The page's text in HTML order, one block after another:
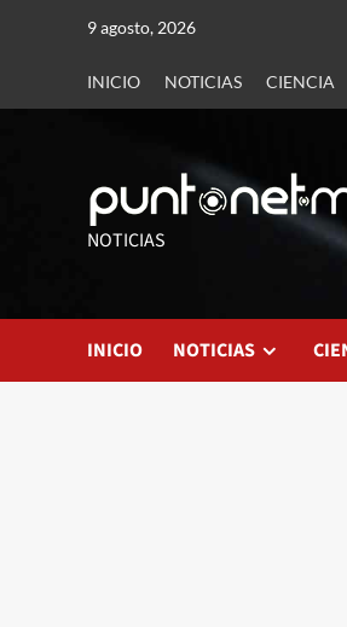
9 agosto, 2026
INICIO NOTICIAS CIENCIA
NOTICIAS
INICIO NOTICIAS